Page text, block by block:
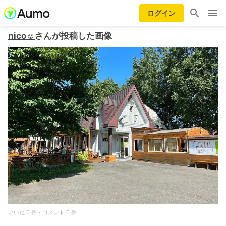
ログイン
nico☺︎ さんが投稿した画像
いいね 0 件・コメント 0 件